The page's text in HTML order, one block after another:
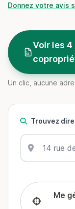
Donnez votre avis
Voir les
Un clic, aucune
Trouvez
Me